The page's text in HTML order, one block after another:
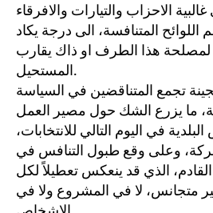
الاحزاب والتيارات والافرقاء
المتنافسة، الى درجة يكاد
لمصلحة هذا الطرف او ذاك يقارب
المستحيل.
تجمع المتناقضين في السياسة
ما يزرع الشك حول مصير العمل
في اليوم التالي للانتخابات،
وعلى وقع طبول التنافس في
القادم، الذي قد ينعكس تعطيلاً لكل
متجانس، لا في المشروع ولا في